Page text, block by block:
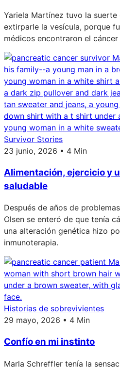
Yariela Martínez tuvo la
extirparle la vesícula, porque
médicos encontraron el
Survivor Stories
23 junio, 2026 • 4 Min
Alimentación, ejercicio y
saludable
Después de años de
Olsen se enteró de que tenía
una alteración genética hizo
inmunoterapia.
Historias de sobrevivientes
29 mayo, 2026 • 4 Min
Confío en mi instinto
Marla Schreffler tenía la